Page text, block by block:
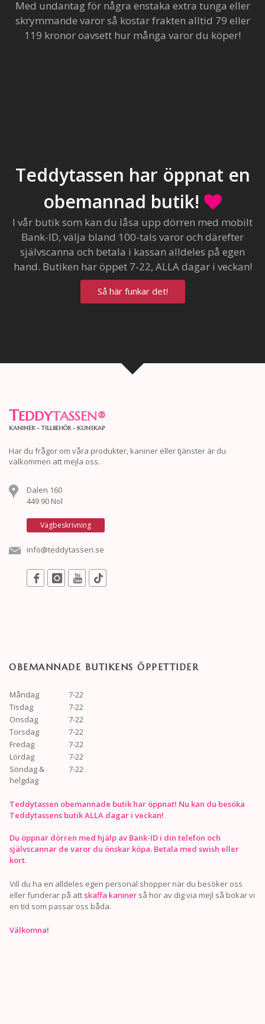
Med undantag för några enstaka extra tunga eller
skrymmande varor så kostar frakten alltid 79 eller
119 kronor oavsett hur många varor du köper!
Teddytassen har öppnat en
obemannad butik!
I vår butik som kan du låsa upp dörren med mobilt
Bank-ID, välja bland 100-tals varor och därefter
självscanna och betala i kassan alldeles på egen
hand. Butiken har öppet 7-22, ALLA dagar i veckan!
Så här funkar det!
TEDDYTASSEN®
KANINER - TILLBEHÖR - KUNSKAP
Har du frågor om våra produkter, kaniner eller tjänster är du
välkommen att mejla oss.
Dalen 160
449 90 Nol
Vägbeskrivning
info@teddytassen.se
OBEMANNADE BUTIKENS ÖPPETTIDER
Måndag
7-22
Tisdag
7-22
Onsdag
7-22
Torsdag
7-22
Fredag
7-22
Lördag
7-22
Söndag &
helgdag
7-22
Teddytassen obemannade butik har öppnat! Nu kan du besöka
Teddytassens butik ALLA dagar i veckan!
Du öppnar dörren med hjälp av Bank-ID i din telefon och
självscannar de varor du önskar köpa. Betala med swish eller
kort.
Vill du ha en alldeles egen personal shopper när du besöker oss
eller funderar på att skaffa kaniner så hör av dig via mejl så bokar vi
en tid som passar oss båda.
Välkomna!